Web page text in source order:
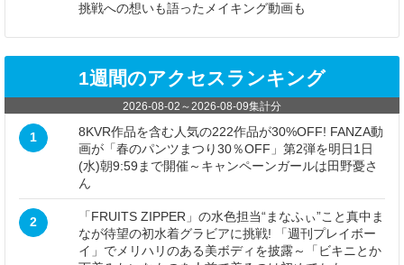
挑戦への想いも語ったメイキング動画も
1週間のアクセスランキング
2026-08-02 ～2026-08-09集計分
1
8KVR作品を含む人気の222作品が30%OFF! FANZA動
画が「春のパンツまつり30％OFF」第2弾を明日1日
(水)朝9:59まで開催～キャンペーンガールは田野憂さ
ん
2
「FRUITS ZIPPER」の水色担当“まなふぃ”こと真中ま
なが待望の初水着グラビアに挑戦! 「週刊プレイボー
イ」でメリハリのある美ボディを披露～「ビキニとか